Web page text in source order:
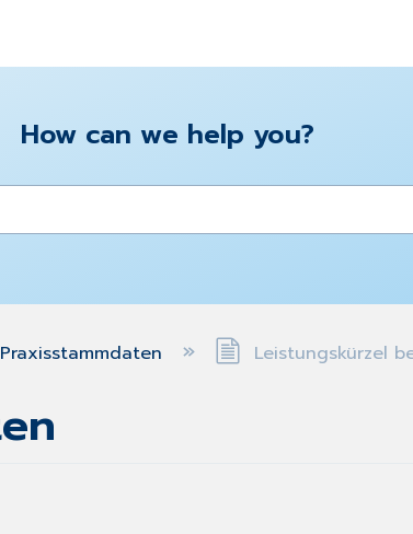
How can we help you?
Praxisstammdaten Leistungskürzel